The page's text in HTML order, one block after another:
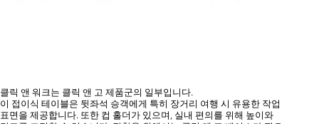
클릭 앤 워크는 클릭 앤 고 제품군의 일부입니다.
이 접이식 테이블은 뒷좌석 승객에게 특히 장거리 여행 시 유용한 작업
표면을 제공합니다. 또한 컵 홀더가 있으며, 실내 편의를 위해 높이와